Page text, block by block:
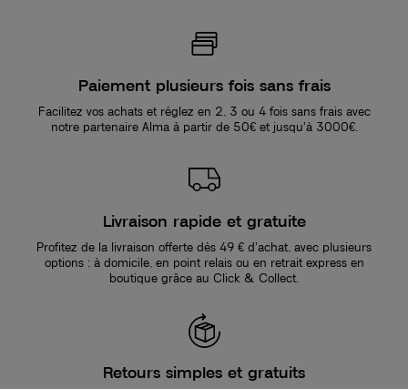
Paiement plusieurs fois sans frais
Facilitez vos achats et réglez en 2, 3 ou 4 fois sans frais avec
notre partenaire Alma à partir de 50€ et jusqu'à 3000€.
Livraison rapide et gratuite
Profitez de la livraison offerte dès 49 € d’achat, avec plusieurs
options : à domicile, en point relais ou en retrait express en
boutique grâce au Click & Collect.
Retours simples et gratuits